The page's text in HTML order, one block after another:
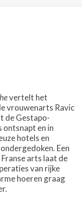
vertelt het
vrouwenarts Ravic
de Gestapo-
ontsnapt en in
hotels en
Een
arts laat de
van rijke
hoeren graag